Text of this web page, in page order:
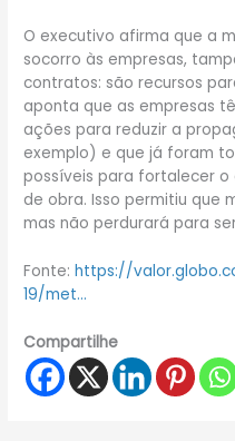
O executivo afirma que a
socorro às empresas,
contratos: são recursos
aponta que as empresas
ações para reduzir a
exemplo) e que já foram
possíveis para fortalecer
de obra. Isso permitiu que
mas não perdurará para
Fonte:https://
19/met…
Compartilhe